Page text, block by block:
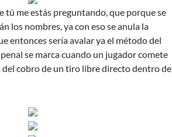
tú me estás preguntando, que porque se
los nombres, ya con eso se anula la
entonces sería avalar ya el método del
se marca cuando un jugador comete
cobro de un tiro libre directo dentro de